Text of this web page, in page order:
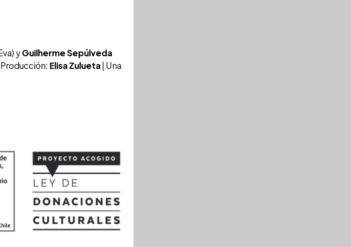
yGuilherme Sepúlveda
| Producción: Elisa Zulueta | Una